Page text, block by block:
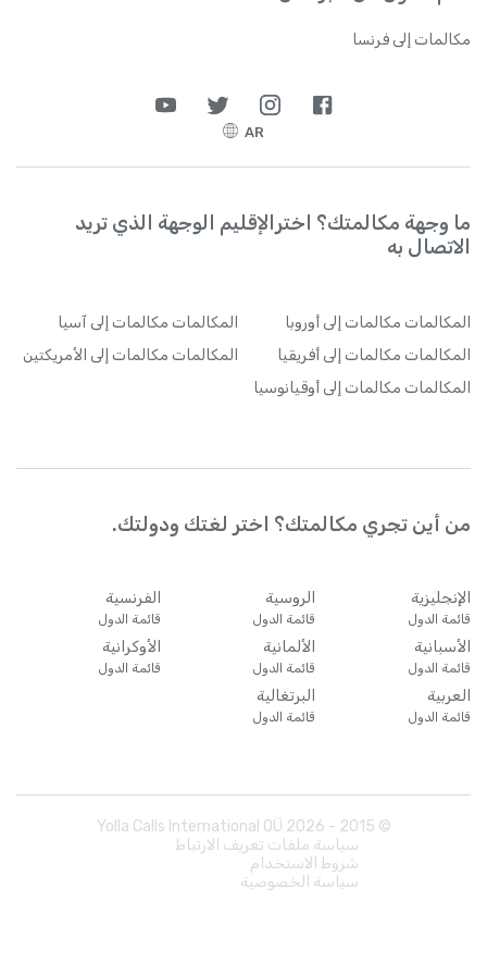
مكالمات إلى فرنسا
AR
ما وجهة مكالمتك؟ اخترالإقليم الوجهة الذي تريد
الاتصال به
المكالمات مكالمات إلى أوروبا المكالمات مكالمات إلى آسيا
المكالمات مكالمات إلى أفريقيا المكالمات مكالمات إلى الأمريكتين
المكالمات مكالمات إلى أوقيانوسيا
من أين تجري مكالمتك؟ اختر لغتك ودولتك.
الإنجليزية
قائمة الدول
الروسية
قائمة الدول
الفرنسية
قائمة الدول
الأسبانية
قائمة الدول
الألمانية
قائمة الدول
الأوكرانية
قائمة الدول
العربية
قائمة الدول
البرتغالية
قائمة الدول
© 2015 -
2026
سياسة ملفات تعريف الارتباط
شروط الاستخدام
سياسة الخصوصية